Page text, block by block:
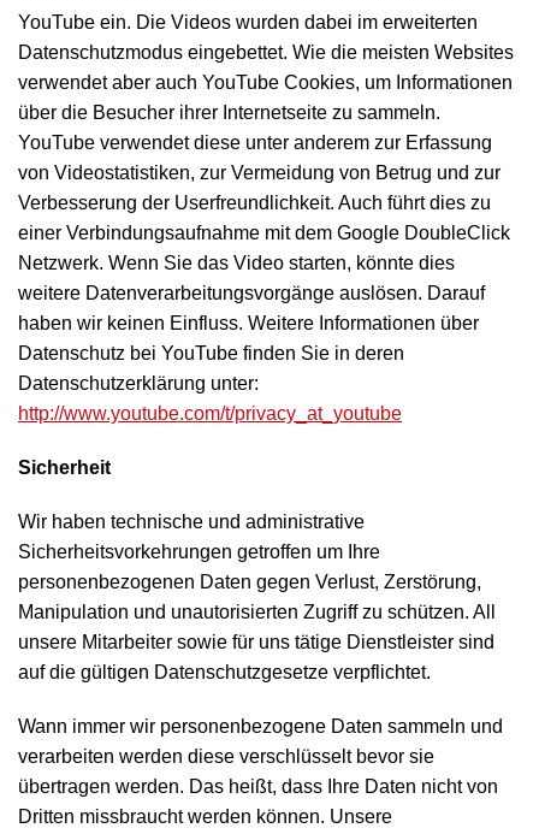
YouTube ein. Die Videos wurden dabei im erweiterten
Datenschutzmodus eingebettet. Wie die meisten Websites
verwendet aber auch YouTube Cookies, um Informationen
über die Besucher ihrer Internetseite zu sammeln.
YouTube verwendet diese unter anderem zur Erfassung
von Videostatistiken, zur Vermeidung von Betrug und zur
Verbesserung der Userfreundlichkeit. Auch führt dies zu
einer Verbindungsaufnahme mit dem Google DoubleClick
Netzwerk. Wenn Sie das Video starten, könnte dies
weitere Datenverarbeitungsvorgänge auslösen. Darauf
haben wir keinen Einfluss. Weitere Informationen über
Datenschutz bei YouTube finden Sie in deren
Datenschutzerklärung unter:
http://www.youtube.com/t/privacy_at_youtube
Sicherheit
Wir haben technische und administrative
Sicherheitsvorkehrungen getroffen um Ihre
personenbezogenen Daten gegen Verlust, Zerstörung,
Manipulation und unautorisierten Zugriff zu schützen. All
unsere Mitarbeiter sowie für uns tätige Dienstleister sind
auf die gültigen Datenschutzgesetze verpflichtet.
Wann immer wir personenbezogene Daten sammeln und
verarbeiten werden diese verschlüsselt bevor sie
übertragen werden. Das heißt, dass Ihre Daten nicht von
Dritten missbraucht werden können. Unsere